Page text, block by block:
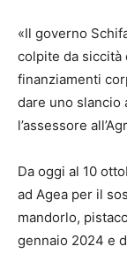
«Il governo
colpite da siccità
finanziamenti
dare uno slancio
l’assessore
Da oggi al 10
ad Agea per il
mandorlo,
gennaio 2024 e